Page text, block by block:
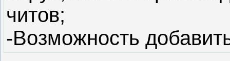
читов;
-Возможность